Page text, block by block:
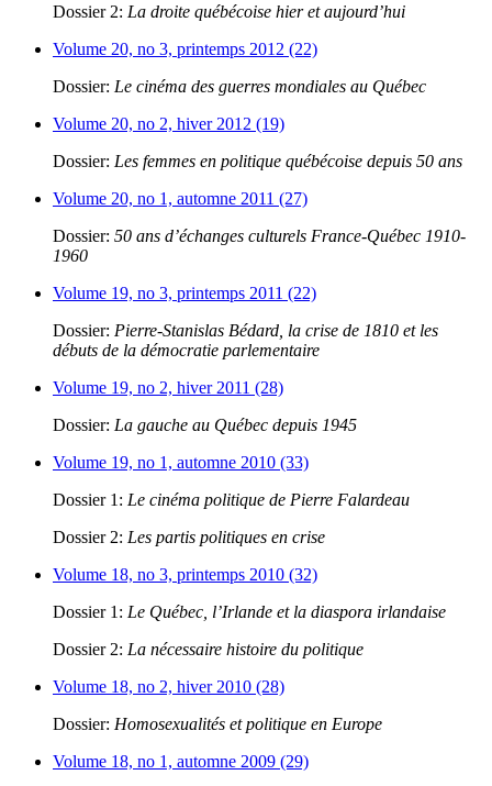
Dossier 2: La droite québécoise hier et aujourd’hui
Volume 20, no 3, printemps 2012 (22)
Dossier: Le cinéma des guerres mondiales au Québec
Volume 20, no 2, hiver 2012 (19)
Dossier: Les femmes en politique québécoise depuis 50 ans
Volume 20, no 1, automne 2011 (27)
Dossier: 50 ans d’échanges culturels France-Québec 1910-
1960
Volume 19, no 3, printemps 2011 (22)
Dossier: Pierre-Stanislas Bédard, la crise de 1810 et les
débuts de la démocratie parlementaire
Volume 19, no 2, hiver 2011 (28)
Dossier: La gauche au Québec depuis 1945
Volume 19, no 1, automne 2010 (33)
Dossier 1: Le cinéma politique de Pierre Falardeau
Dossier 2: Les partis politiques en crise
Volume 18, no 3, printemps 2010 (32)
Dossier 1: Le Québec, l’Irlande et la diaspora irlandaise
Dossier 2: La nécessaire histoire du politique
Volume 18, no 2, hiver 2010 (28)
Dossier: Homosexualités et politique en Europe
Volume 18, no 1, automne 2009 (29)